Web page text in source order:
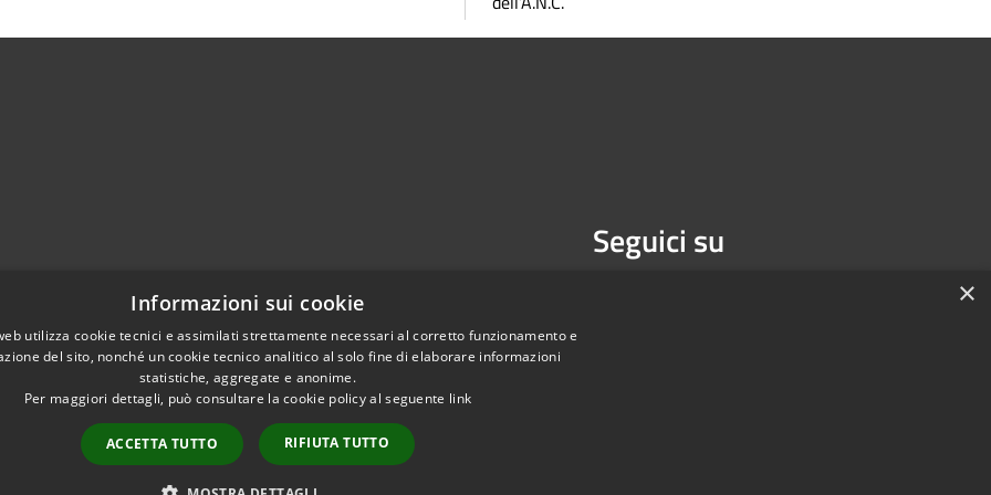
Seguici su
Area Interna
Copyright © 2026 • Comune di Melzo - Città Metropolitana di Milano • Powered by
×
Informazioni sui cookie
utilizza cookie tecnici e assimilati strettamente necessari al corretto funzionamento e
del sito, nonché un cookie tecnico analitico al solo fine di elaborare informazioni
statistiche, aggregate e anonime.
Per maggiori dettagli, può consultare la cookie policy al seguente link
ACCETTA TUTTO RIFIUTA TUTTO